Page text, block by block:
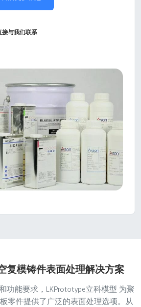
接与我们联系
复模铸件表面处理解决方案
功能要求，LKPrototype立科模型 为聚
零件提供了广泛的表面处理选项。从